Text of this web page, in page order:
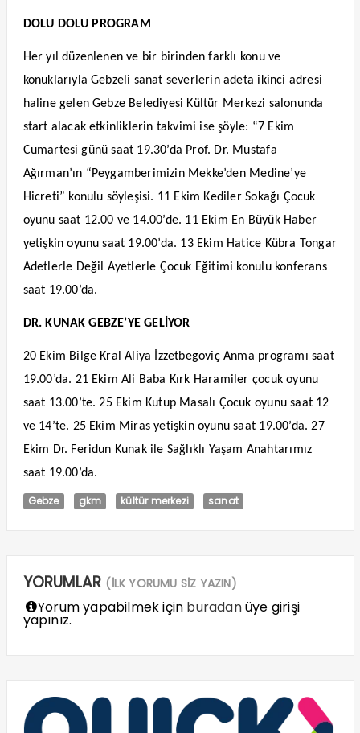
DOLU DOLU PROGRAM
Her yıl düzenlenen ve bir birinden farklı konu ve
konuklarıyla Gebzeli sanat severlerin adeta ikinci adresi
haline gelen Gebze Belediyesi Kültür Merkezi salonunda
start alacak etkinliklerin takvimi ise şöyle: “7 Ekim
Cumartesi günü saat 19.30’da Prof. Dr. Mustafa
Ağırman’ın “Peygamberimizin Mekke’den Medine’ye
Hicreti” konulu söyleşisi. 11 Ekim Kediler Sokağı Çocuk
oyunu saat 12.00 ve 14.00’de. 11 Ekim En Büyük Haber
yetişkin oyunu saat 19.00’da. 13 Ekim Hatice Kübra Tongar
Adetlerle Değil Ayetlerle Çocuk Eğitimi konulu konferans
saat 19.00’da.
DR. KUNAK GEBZE’YE GELİYOR
20 Ekim Bilge Kral Aliya İzzetbegoviç Anma programı saat
19.00’da. 21 Ekim Ali Baba Kırk Haramiler çocuk oyunu
saat 13.00’te. 25 Ekim Kutup Masalı Çocuk oyunu saat 12
ve 14’te. 25 Ekim Miras yetişkin oyunu saat 19.00’da. 27
Ekim Dr. Feridun Kunak ile Sağlıklı Yaşam Anahtarımız
saat 19.00’da.
Gebze gkm kültür merkezi sanat
YORUMLAR (İLK YORUMU SİZ YAZIN)
Yorum yapabilmek için buradanüye girişi
yapınız.